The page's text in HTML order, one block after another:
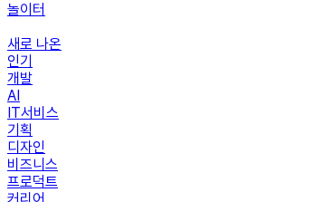
놀이터
새로 나온
인기
개발
AI
IT서비스
기획
디자인
비즈니스
프로덕트